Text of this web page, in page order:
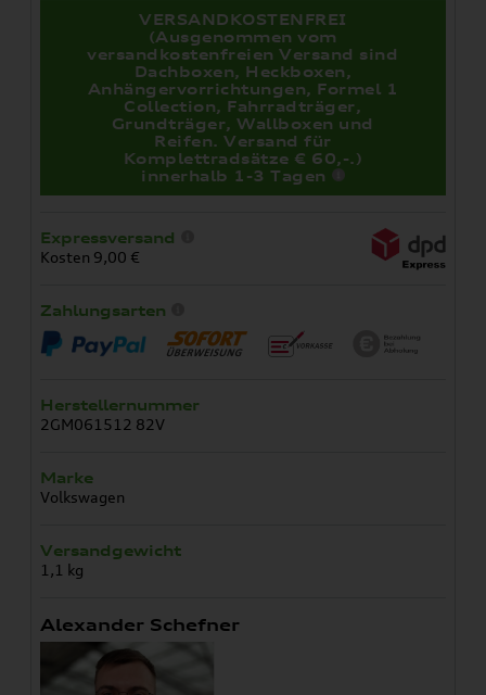
VERSANDKOSTENFREI
(Ausgenommen vom
versandkostenfreien Versand sind
Dachboxen, Heckboxen,
Anhängervorrichtungen, Formel 1
Collection, Fahrradträger,
Grundträger, Wallboxen und
Reifen. Versand für
Komplettradsätze € 60,-.)
innerhalb 1-3 Tagen
Expressversand
Kosten 9,00 €
Zahlungsarten
Herstellernummer
2GM061512 82V
Marke
Volkswagen
Versandgewicht
1,1 kg
Alexander Schefner